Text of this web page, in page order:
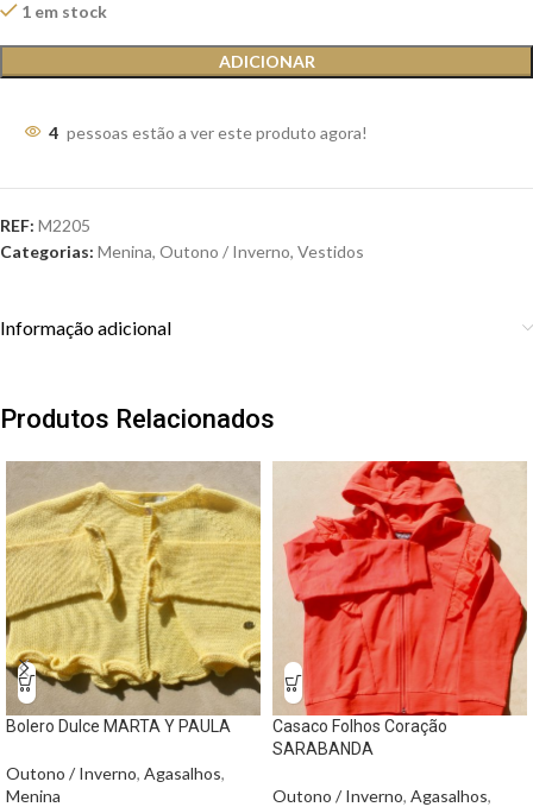
1 em stock
ADICIONAR
4 pessoas estão a ver este produto agora!
REF: M2205
Categorias: Menina, Outono / Inverno, Vestidos
Informação adicional
Produtos Relacionados
Bolero Dulce MARTA Y PAULA
Outono / Inverno, Agasalhos,
Menina
Casaco Folhos Coração
SARABANDA
Outono / Inverno, Agasalhos,